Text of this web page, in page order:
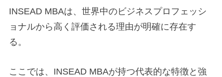
INSEAD MBAは、世界中のビジネスプロフェッシ
ョナルから高く評価される理由が明確に存在す
る。
ここでは、INSEAD MBAが持つ代表的な特徴と強